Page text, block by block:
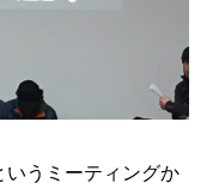
いうミーティングか